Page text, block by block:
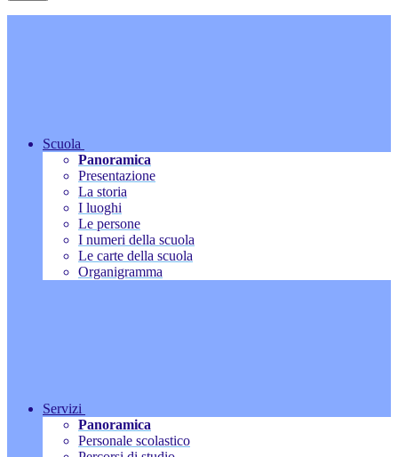
Scuola
Panoramica
Presentazione
La storia
I luoghi
Le persone
I numeri della scuola
Le carte della scuola
Organigramma
Servizi
Panoramica
Personale scolastico